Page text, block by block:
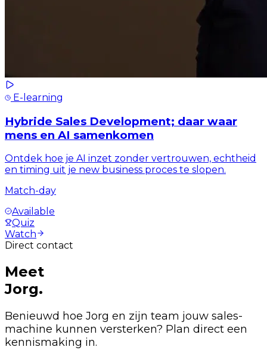
E-learning
Hybride Sales Development; daar waar
mens en AI samenkomen
Ontdek hoe je AI inzet zonder vertrouwen, echtheid
en timing uit je new business proces te slopen.
Match-day
Available
Quiz
Watch
Direct contact
Meet
Jorg.
Benieuwd hoe Jorg en zijn team jouw sales-
machine kunnen versterken? Plan direct een
kennismaking in.